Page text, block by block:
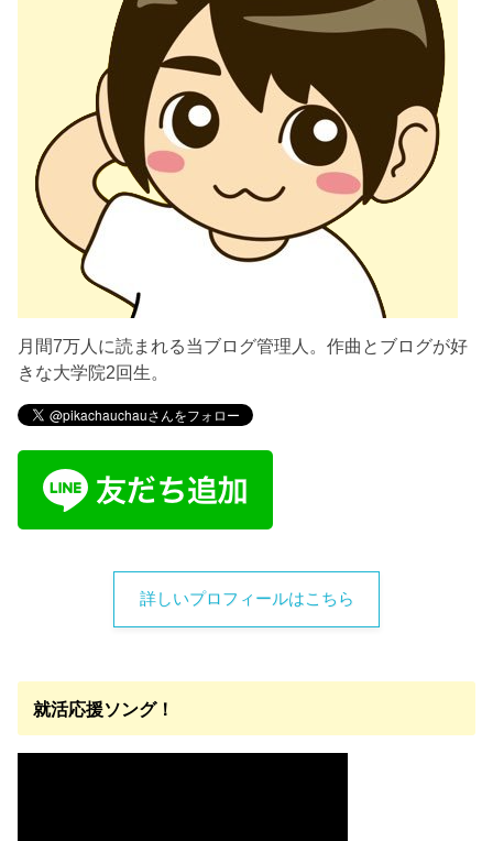
月間7万人に読まれる当ブログ管理人。作曲とブログが好
きな大学院2回生。
詳しいプロフィールはこちら
就活応援ソング！